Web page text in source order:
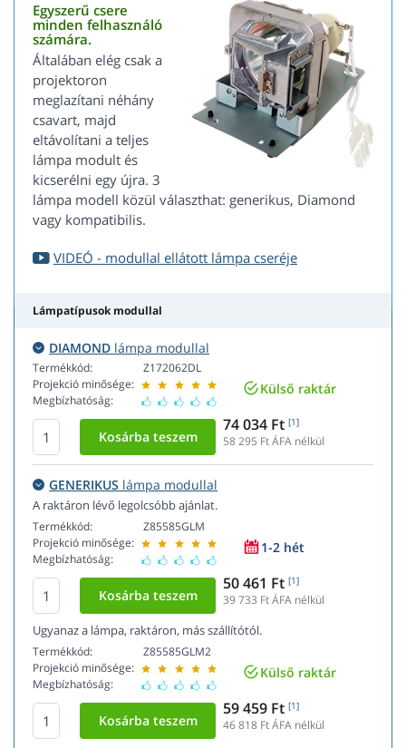
Egyszerű csere
minden felhasználó
számára.
Általában elég csak a
projektoron
meglazítani néhány
csavart, majd
eltávolítani a teljes
lámpa modult és
kicserélni egy újra. 3
lámpa modell közül választhat: generikus, Diamond
vagy kompatibilis.
VIDEÓ - modullal ellátott lámpa cseréje
Lámpatípusok modullal
DIAMOND lámpa modullal
Termékkód:
Projekció minősége:
Megbízhatóság:
Z172062DL
Külső raktár
74 034 Ft [1]
58 295 Ft ÁFA nélkül
GENERIKUS lámpa modullal
A raktáron lévő legolcsóbb ajánlat.
Termékkód:
Projekció minősége:
Megbízhatóság:
Z85585GLM
1-2 hét
50 461 Ft [1]
39 733 Ft ÁFA nélkül
Ugyanaz a lámpa, raktáron, más szállítótól.
Termékkód:
Projekció minősége:
Megbízhatóság:
Z85585GLM2
Külső raktár
59 459 Ft [1]
46 818 Ft ÁFA nélkül